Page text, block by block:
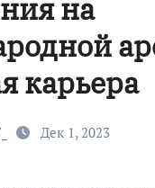
на
карьера
Дек 1, 2023